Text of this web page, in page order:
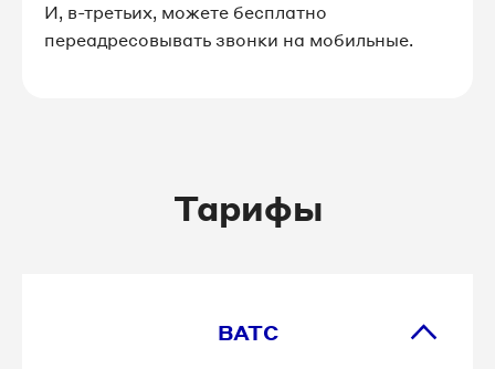
8 812 509-82-54
8 812 509-82-73
8 812 509-82-91
И, в-третьих, можете бесплатно
переадресовывать звонки на мобильные.
Тарифы
ВАТС